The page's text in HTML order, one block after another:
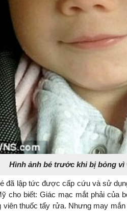
Hình ảnh bé trước khi bị bỏng
đã lập tức được cấp cứu và sử
cho biết: Giác mạc mắt phải của
viên thuốc tẩy rửa. Nhưng may